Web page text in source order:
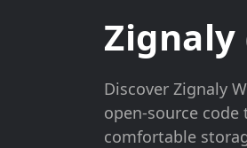
Zignaly
Discover Zignaly
open-source code
comfortable